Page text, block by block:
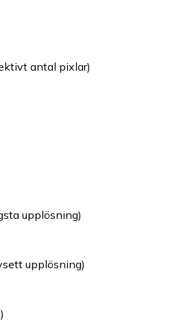
antal pixlar)
upplösning)
upplösning)